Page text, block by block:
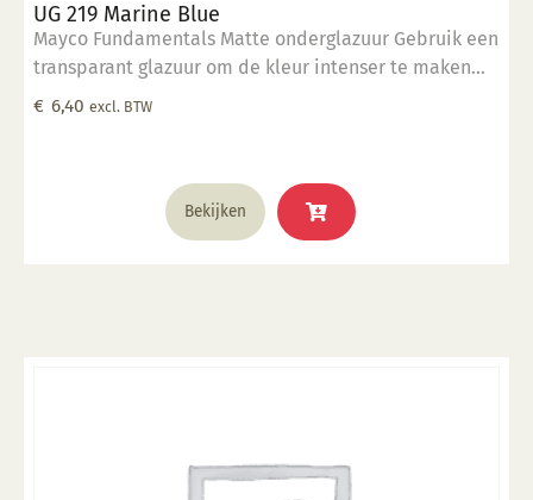
UG 219 Marine Blue
Mayco Fundamentals Matte onderglazuur Gebruik een
transparant glazuur om de kleur intenser te maken
Geschikt voor gebruiksgoed mits er een transparant
€ 6,40 excl. BTW
Bekijken